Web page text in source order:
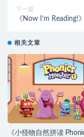
下一篇
《Now I’m Reading!
相关文章
《小怪物自然拼读